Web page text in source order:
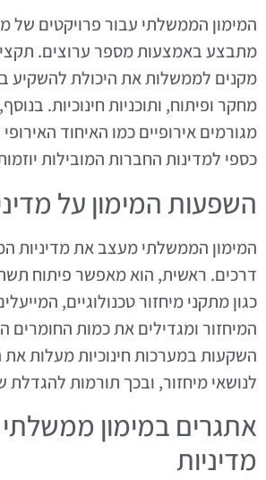
המימון הממשלתי עבור פרויקטים של
מתבצע באמצעות מספר ערוצים.
מקנים לממשלות את היכולת להשקיע
מחקר ופיתוח, ותוכניות חינוכיות.
מגורמים אירופיים כמו האיחוד
כספי למדינות החברות המובילות
השפעות המימון על
המימון הממשלתי מעצב את מדיניות
דרכים. ראשית, הוא מאפשר פיתוח
כגון מתקני מיחזור טכנולוגיים,
המיחזור ומגדילים את כמות החומרים
השקעות במערכות חינוכיות מעלות את
לנושאי מיחזור, ובכך תורמות להגדלת
אתגרים במימון ממשלתי
מדיניות